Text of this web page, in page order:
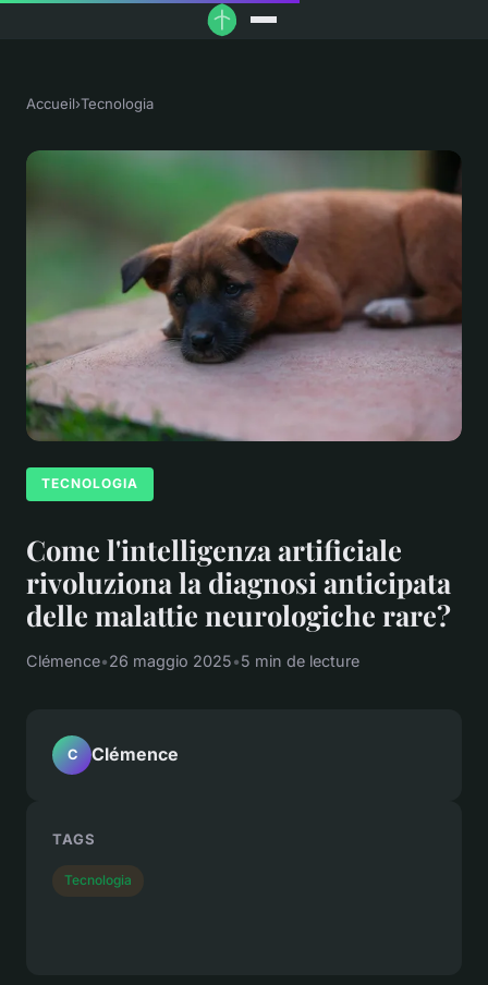
Accueil›Tecnologia
TECNOLOGIA
Come l'intelligenza artificiale
rivoluziona la diagnosi anticipata
delle malattie neurologiche rare?
Clémence•26 maggio 2025•5 min de lecture
C Clémence
TAGS
Tecnologia